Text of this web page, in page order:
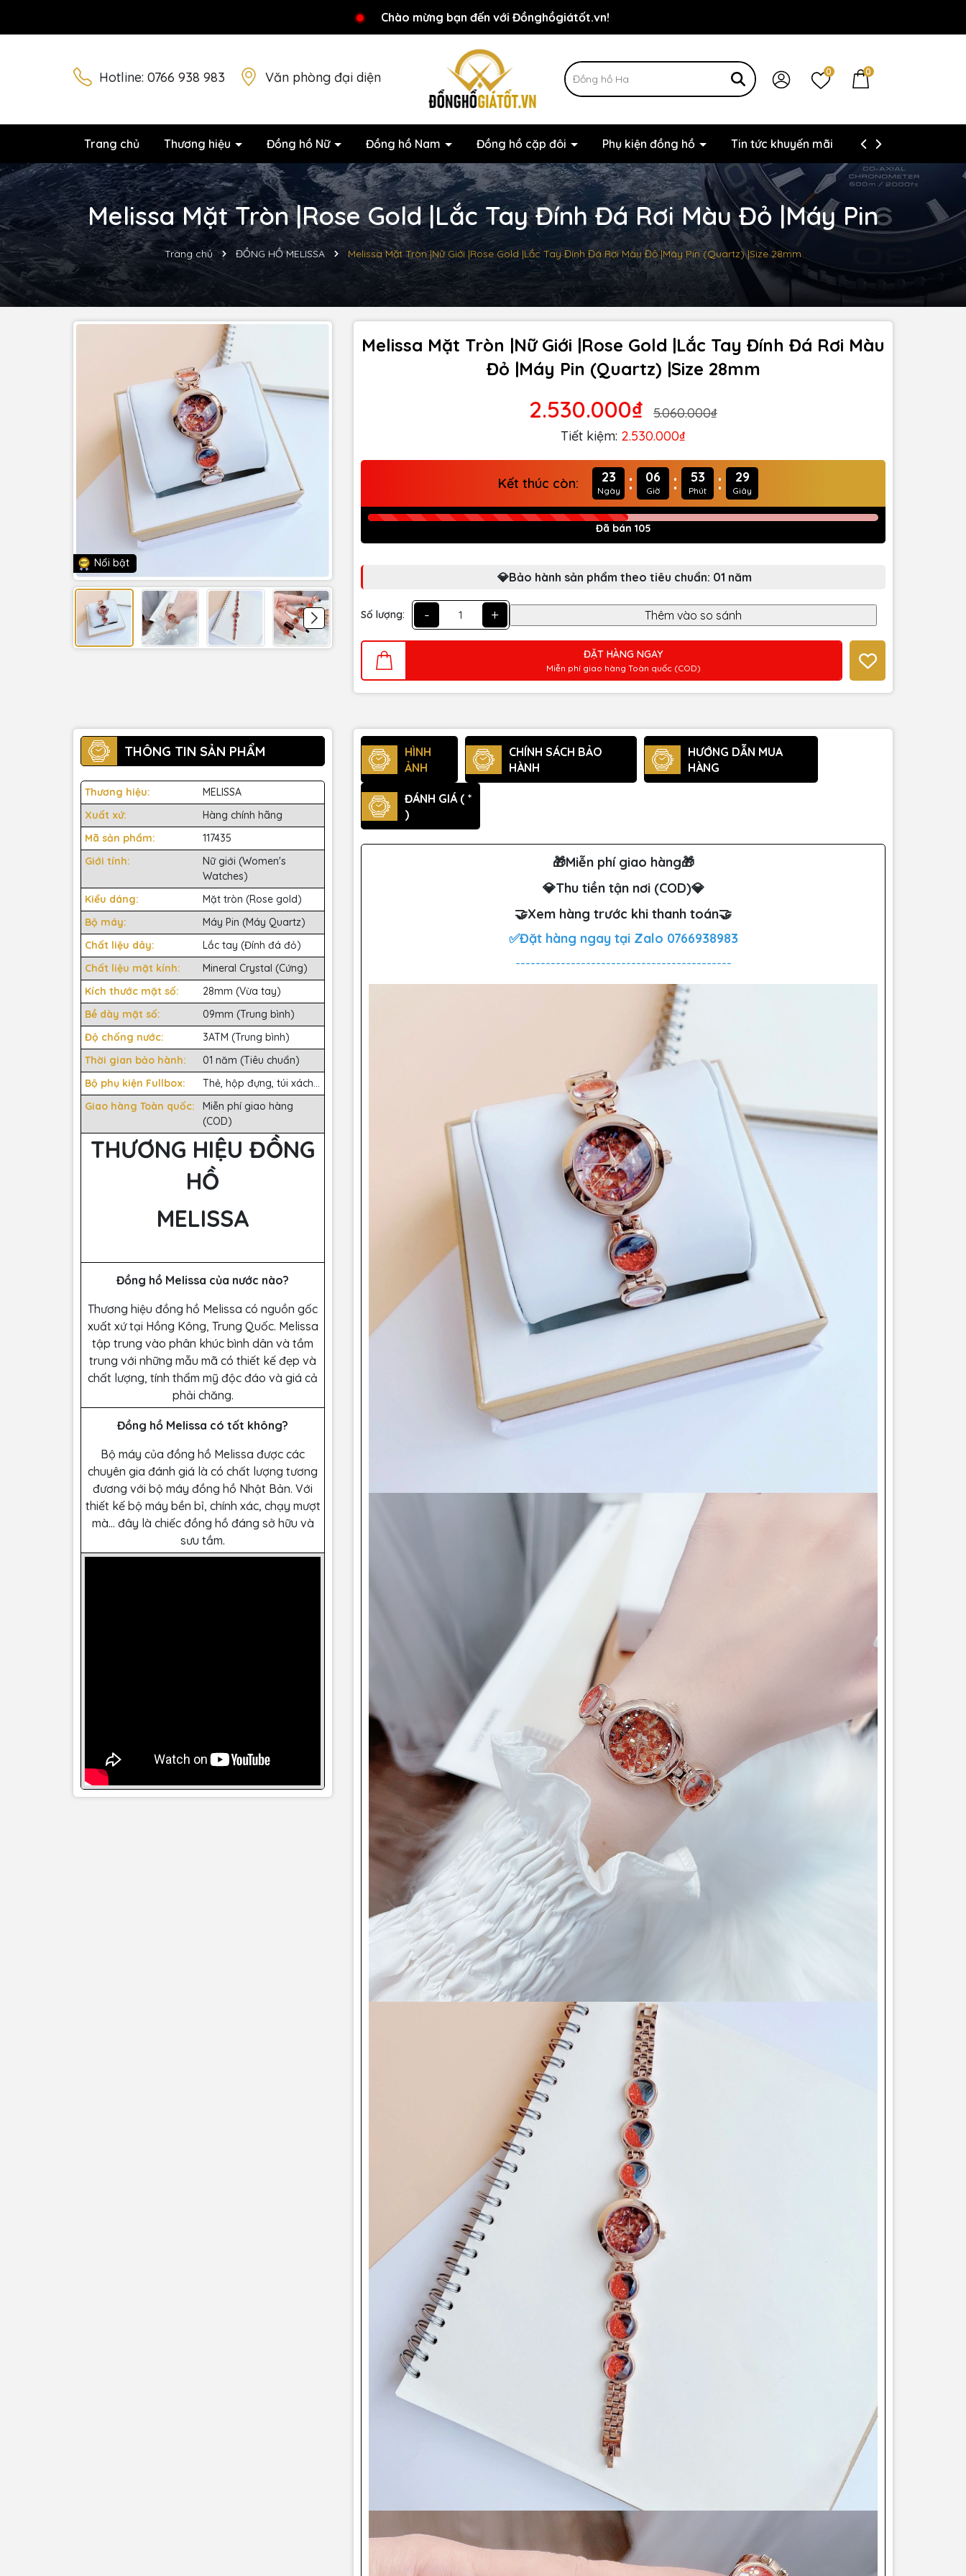
Chào mừng bạn đến với Đồnghồgiátốt.vn!
Chương trình khuyến mãi đang chờ đợi bạn
Hotline: 0766 938 983 Văn phòng đại diện 0 0
Trang chủ Thương hiệu Đồng hồ Nữ Đồng hồ Nam Đồng hồ cặp đôi Phụ kiện đồng hồ Tin tức khuyến mãi Thông tin liên hệ
Melissa Mặt Tròn |Rose Gold |Lắc Tay Đính Đá Rơi Màu Đỏ |Máy Pin
Trang chủ ĐỒNG HỒ MELISSA Melissa Mặt Tròn |Nữ Giới |Rose Gold |Lắc Tay Đính Đá Rơi Màu Đỏ |Máy Pin (Quartz) |Size 28mm
Nổi bật
Melissa Mặt Tròn |Nữ Giới |Rose Gold |Lắc Tay Đính Đá Rơi Màu
Đỏ |Máy Pin (Quartz) |Size 28mm
2.530.000₫
5.060.000₫
Tiết kiệm: 2.530.000₫
Kết thúc còn: 23
Ngày : 06
Giờ : 53
Phút : 27
Giây
Đã bán 105
💎Bảo hành sản phẩm theo tiêu chuẩn: 01 năm
Số lượng: - +
ĐẶT HÀNG NGAY
Miễn phí giao hàng Toàn quốc (COD)
THÔNG TIN SẢN PHẨM
Thương hiệu:
MELISSA
Xuất xứ:
Hàng chính hãng
Mã sản phẩm:
117435
Giới tính:
Nữ giới (Women's
Watches)
Kiểu dáng:
Mặt tròn (Rose gold)
Bộ máy:
Máy Pin (Máy Quartz)
Chất liệu dây:
Lắc tay (Đính đá đỏ)
Chất liệu mặt kính:
Mineral Crystal (Cứng)
Kích thước mặt số:
28mm (Vừa tay)
Bề dày mặt số:
09mm (Trung bình)
Độ chống nước:
3ATM (Trung bình)
Thời gian bảo hành:
01 năm (Tiêu chuẩn)
Bộ phụ kiện Fullbox:
Thẻ, hộp đựng, túi xách...
Giao hàng Toàn quốc:
Miễn phí giao hàng
(COD)
THƯƠNG HIỆU ĐỒNG
HỒ
MELISSA
Đồng hồ Melissa của nước nào?
Thương hiệu đồng hồ Melissa có nguồn gốc
xuất xứ tại Hồng Kông, Trung Quốc. Melissa
tập trung vào phân khúc bình dân và tầm
trung với những mẫu mã có thiết kế đẹp và
chất lượng, tính thẩm mỹ độc đáo và giá cả
phải chăng.
Đồng hồ Melissa có tốt không?
Bộ máy của đồng hồ Melissa được các
chuyên gia đánh giá là có chất lượng tương
đương với bộ máy đồng hồ Nhật Bản. Với
thiết kế bộ máy bền bỉ, chính xác, chạy mượt
mà… đây là chiếc đồng hồ đáng sở hữu và
sưu tầm.
HÌNH
ẢNH
CHÍNH SÁCH BẢO
HÀNH
HƯỚNG DẪN MUA
HÀNG
ĐÁNH GIÁ ( *
)
🎁Miễn phí giao hàng🎁
💎Thu tiền tận nơi (COD)💎
🤝Xem hàng trước khi thanh toán🤝
✅Đặt hàng ngay tại Zalo 0766938983
-------------------------------------------